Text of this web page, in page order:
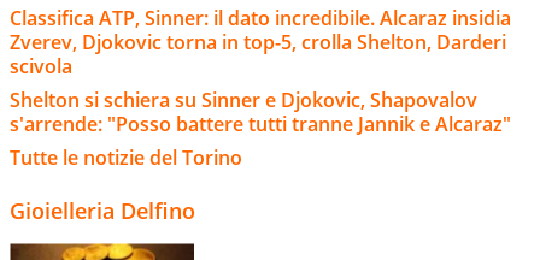
Classifica ATP, Sinner: il dato incredibile. Alcaraz insidia
Zverev, Djokovic torna in top-5, crolla Shelton, Darderi
scivola
Shelton si schiera su Sinner e Djokovic, Shapovalov
s'arrende: "Posso battere tutti tranne Jannik e Alcaraz"
Tutte le notizie del Torino
Gioielleria Delfino